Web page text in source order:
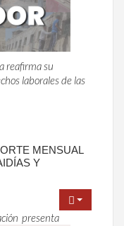
reafirma su
laborales de las
MENSUAL
Y
presenta